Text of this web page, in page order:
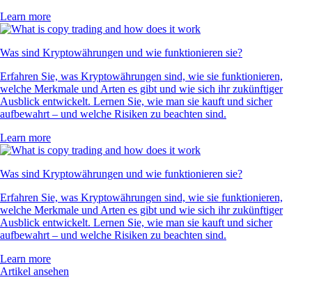
Learn more
Was sind Kryptowährungen und wie funktionieren sie?
Erfahren Sie, was Kryptowährungen sind, wie sie funktionieren,
welche Merkmale und Arten es gibt und wie sich ihr zukünftiger
Ausblick entwickelt. Lernen Sie, wie man sie kauft und sicher
aufbewahrt – und welche Risiken zu beachten sind.
Learn more
Was sind Kryptowährungen und wie funktionieren sie?
Erfahren Sie, was Kryptowährungen sind, wie sie funktionieren,
welche Merkmale und Arten es gibt und wie sich ihr zukünftiger
Ausblick entwickelt. Lernen Sie, wie man sie kauft und sicher
aufbewahrt – und welche Risiken zu beachten sind.
Learn more
Artikel ansehen